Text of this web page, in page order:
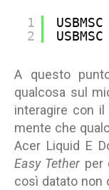
1
2
A questo
qualcosa sul
interagire con
mente che
Acer Liquid E
Easy Tetherper
così datato non